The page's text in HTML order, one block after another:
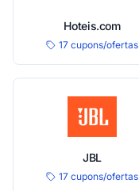
Hoteis.com
17 cupons/ofertas
JBL
17 cupons/ofertas